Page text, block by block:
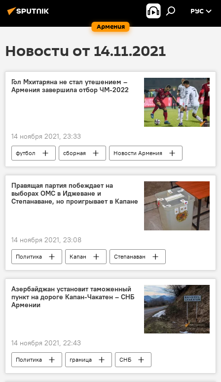
Армения
РУС
Новости от 14.11.2021
Гол Мхитаряна не стал утешением –
Армения завершила отбор ЧМ-2022
14 ноября 2021, 23:33
футбол сборная
Новости Армения
Спорт
Правящая партия побеждает на
выборах ОМС в Иджеване и
Степанаване, но проигрывает в Капане
14 ноября 2021, 23:08
Политика Капан
Степанаван
Иджеван
Новости Армения
выборы
Азербайджан установит таможенный
пункт на дороге Капан-Чакатен – СНБ
Армении
14 ноября 2021, 22:43
Политика граница
СНБ
Новости Армения